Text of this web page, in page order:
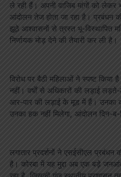
ले रही हैं। अपनी वाजिब मांगों को लेकर
आंदोलन तेज होता जा रहा है।
झूठे आश्वासनों से त्रस्त भू-विस्थापित
निर्णायक मोड़ देने की तैयारी कर ली है।
विरोध पर बैठी महिलाओं ने स्पष्ट किया
नहीं। वर्षों से अधिकारों की लड़ाई
आर-पार की लड़ाई के मूड में हैं। उनका
उनका हक नहीं मिलेगा, आंदोलन दिन-ब-
लगातार प्रदर्शनों ने एसईसीएल प्रबंधन
है। कोरबा में यह मुद्दा अब एक बड़े